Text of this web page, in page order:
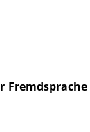
Fremdsprache